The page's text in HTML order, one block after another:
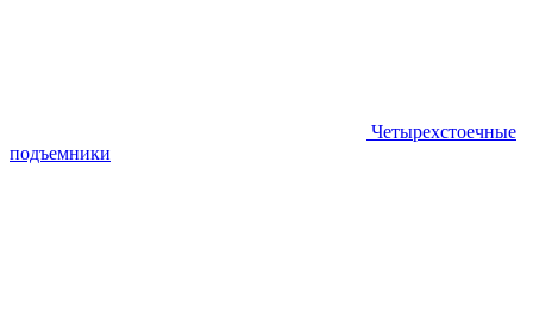
Четырехстоечные
подъемники